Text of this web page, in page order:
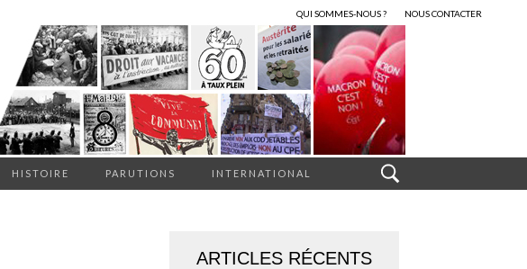
QUI SOMMES-NOUS ? NOUS CONTACTER
HISTOIRE PARUTIONS INTERNATIONAL
ARTICLES RÉCENTS